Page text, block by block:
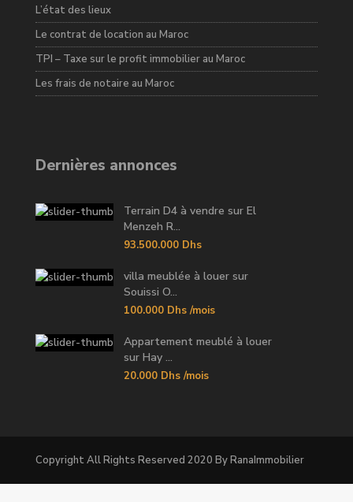
L’état des lieux
Le contrat de location au Maroc
TPI – Taxe sur le profit immobilier au Maroc
Les frais de notaire au Maroc
Dernières annonces
Terrain D4 à vendre sur El
Menzeh R...
93.500.000 Dhs
villa meublée à louer sur
Souissi O...
100.000 Dhs /mois
Appartement meublé à louer
sur Hay ...
20.000 Dhs /mois
Copyright All Rights Reserved 2020 By RanaImmobilier